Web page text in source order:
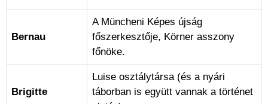
Bernau
A Müncheni Képes újság
főszerkesztője, Körner asszony
főnöke.
Brigitte
Luise osztálytársa (és a nyári
táborban is együtt vannak a történet